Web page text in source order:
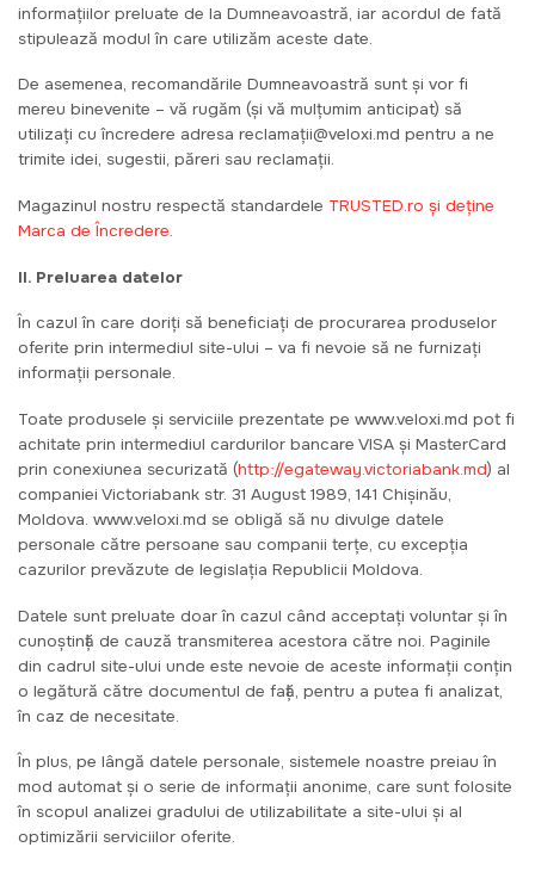
informațiilor preluate de la Dumneavoastră, iar acordul de fată
stipulează modul în care utilizăm aceste date.
De asemenea, recomandările Dumneavoastră sunt şi vor fi
mereu binevenite – vă rugăm (şi vă mulţumim anticipat) să
utilizaţi cu încredere adresa reclamații@veloxi.md pentru a ne
trimite idei, sugestii, păreri sau reclamaţii.
Magazinul nostru respectă standardele TRUSTED.ro și deține
Marca de Încredere.
II. Preluarea datelor
În cazul în care doriți să beneficiați de procurarea produselor
oferite prin intermediul site-ului – va fi nevoie să ne furnizaţi
informaţii personale.
Toate produsele și serviciile prezentate pe www.veloxi.md pot fi
achitate prin intermediul cardurilor bancare VISA și MasterCard
prin conexiunea securizată (http://egateway.victoriabank.md) al
companiei Victoriabank str. 31 August 1989, 141 Chișinău,
Moldova. www.veloxi.md se obligă să nu divulge datele
personale către persoane sau companii terțe, cu excepția
cazurilor prevăzute de legislația Republicii Moldova.
Datele sunt preluate doar în cazul când acceptaţi voluntar şi în
cunoştinţă de cauză transmiterea acestora către noi. Paginile
din cadrul site-ului unde este nevoie de aceste informaţii conţin
o legătură către documentul de faţă, pentru a putea fi analizat,
în caz de necesitate.
În plus, pe lângă datele personale, sistemele noastre preiau în
mod automat şi o serie de informaţii anonime, care sunt folosite
în scopul analizei gradului de utilizabilitate a site-ului şi al
optimizării serviciilor oferite.